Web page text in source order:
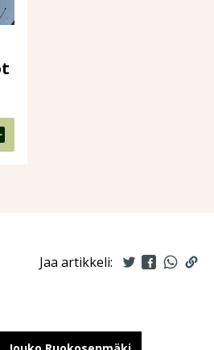
Jaa artikkeli: